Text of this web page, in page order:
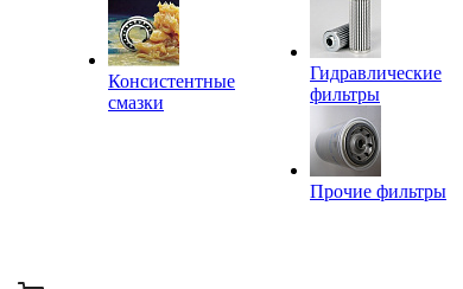
Консистентные
смазки
Гидравлические
фильтры
Прочие фильтры